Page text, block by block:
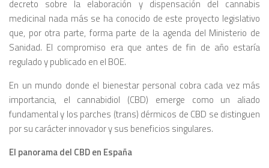
decreto sobre la elaboración y dispensación del cannabis
medicinal nada más se ha conocido de este proyecto legislativo
que, por otra parte, forma parte de la agenda del Ministerio de
Sanidad. El compromiso era que antes de fin de año estaría
regulado y publicado en el BOE.
En un mundo donde el bienestar personal cobra cada vez más
importancia, el cannabidiol (CBD) emerge como un aliado
fundamental y los parches (trans) dérmicos de CBD se distinguen
por su carácter innovador y sus beneficios singulares.
El panorama del CBD en España